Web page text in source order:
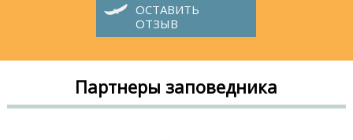
ОСТАВИТЬ
ОТЗЫВ
Партнеры заповедника